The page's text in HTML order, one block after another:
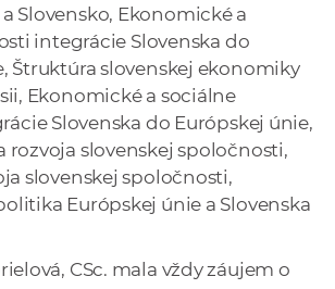
Slovensko, Ekonomické a
integrácie Slovenska do
Štruktúra slovenskej ekonomiky
Ekonomické a sociálne
Slovenska do Európskej únie,
rozvoja slovenskej spoločnosti,
slovenskej spoločnosti,
Európskej únie a Slovenska
CSc. mala vždy záujem o